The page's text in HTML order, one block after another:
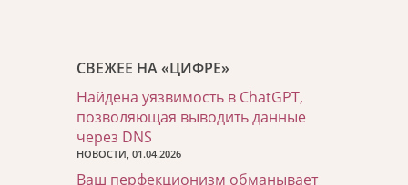
СВЕЖЕЕ НА «ЦИФРЕ»
Найдена уязвимость в ChatGPT,
позволяющая выводить данные
через DNS
НОВОСТИ, 01.04.2026
Ваш перфекционизм обманывает